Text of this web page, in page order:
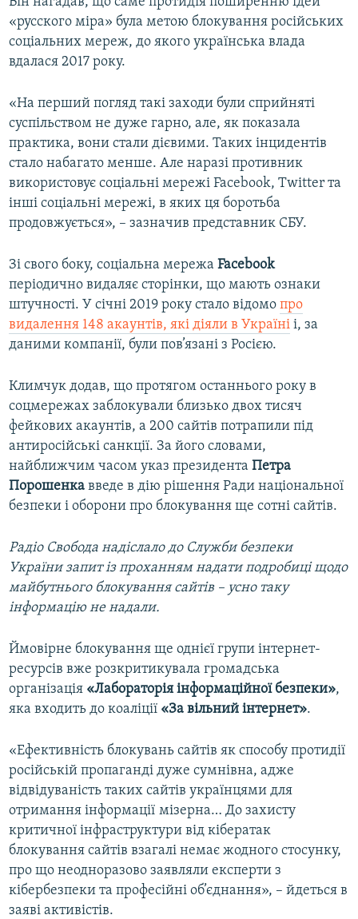
«русского міра» була метою блокування російських
соціальних мереж, до якого українська влада
вдалася 2017 року.
«На перший погляд такі заходи були сприйняті
суспільством не дуже гарно, але, як показала
практика, вони стали дієвими. Таких інцидентів
стало набагато менше. Але наразі противник
використовує соціальні мережі Facebook, Twitter та
інші соціальні мережі, в яких ця боротьба
продовжується», – зазначив представник СБУ.
Зі свого боку, соціальна мережа Facebook
періодично видаляє сторінки, що мають ознаки
штучності. У січні 2019 року стало відомо про
видалення 148 акаунтів, які діяли в Україні і, за
даними компанії, були пов’язані з Росією.
Климчук додав, що протягом останнього року в
соцмережах заблокували близько двох тисяч
фейкових акаунтів, а 200 сайтів потрапили під
антиросійські санкції. За його словами,
найближчим часом указ президента Петра
Порошенка введе в дію рішення Ради національної
безпеки і оборони про блокування ще сотні сайтів.
Радіо Свобода надіслало до Служби безпеки
України запит із проханням надати подробиці щодо
майбутнього блокування сайтів – усно таку
інформацію не надали.
Ймовірне блокування ще однієї групи інтернет-
ресурсів вже розкритикувала громадська
організація «Лабораторія інформаційної безпеки»,
яка входить до коаліції «За вільний інтернет».
«Ефективність блокувань сайтів як способу протидії
російській пропаганді дуже сумнівна, адже
відвідуваність таких сайтів українцями для
отримання інформації мізерна… До захисту
критичної інфраструктури від кібератак
блокування сайтів взагалі немає жодного стосунку,
про що неодноразово заявляли експерти з
кібербезпеки та професійні об’єднання», – йдеться в
заяві активістів.